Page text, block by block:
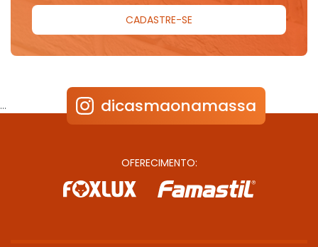
… dicasmaonamassa
OFERECIMENTO: